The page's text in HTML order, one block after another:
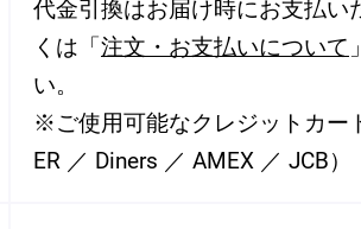
代金引換はお届け時にお支払い
くは「注文・お支払いについて
い。
※ご使用可能なクレジットカー
ER ／ Diners ／ AMEX ／ JCB）